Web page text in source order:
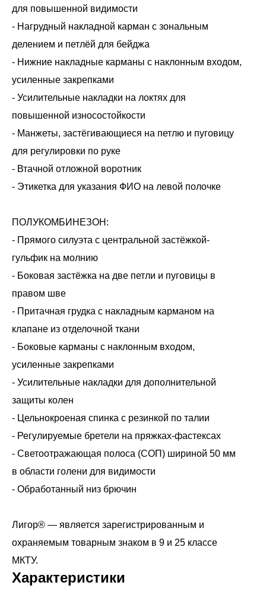
для повышенной видимости
- Нагрудный накладной карман с зональным
делением и петлёй для бейджа
- Нижние накладные карманы с наклонным входом,
усиленные закрепками
- Усилительные накладки на локтях для
повышенной износостойкости
- Манжеты, застёгивающиеся на петлю и пуговицу
для регулировки по руке
- Втачной отложной воротник
- Этикетка для указания ФИО на левой полочке
ПОЛУКОМБИНЕЗОН:
- Прямого силуэта с центральной застёжкой-
гульфик на молнию
- Боковая застёжка на две петли и пуговицы в
правом шве
- Притачная грудка с накладным карманом на
клапане из отделочной ткани
- Боковые карманы с наклонным входом,
усиленные закрепками
- Усилительные накладки для дополнительной
защиты колен
- Цельнокроеная спинка с резинкой по талии
- Регулируемые бретели на пряжках-фастексах
- Светоотражающая полоса (СОП) шириной 50 мм
в области голени для видимости
- Обработанный низ брючин
Лигор® — является зарегистрированным и
охраняемым товарным знаком в 9 и 25 классе
МКТУ.
Характеристики